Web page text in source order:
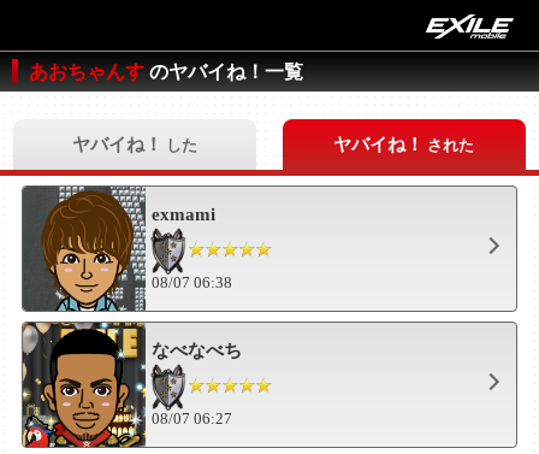
あおちゃんす のヤバイね！一覧
ヤバイね！ した ヤバイね！ された
exmami
08/07 06:38
なべなべち
08/07 06:27